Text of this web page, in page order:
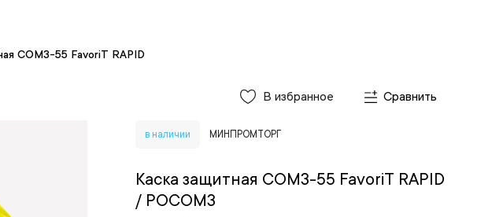
СОМЗ-55 FavoriT RAPID
В избранное Сравнить
в наличии МИНПРОМТОРГ
Каска защитная СОМЗ-55 FavoriT RAPID
/ РОСОМЗ